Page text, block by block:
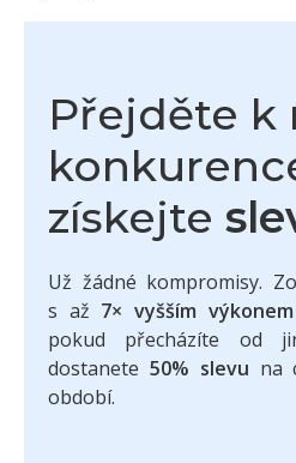
Přejděte k
získejte
Už žádné kompromisy.
s až 7× vyšším
pokud přecházíte od
dostanete 50% slevu na
období.